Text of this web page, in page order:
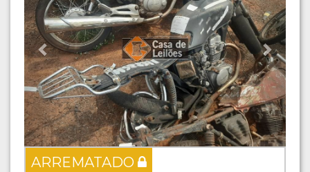
ARREMATADO